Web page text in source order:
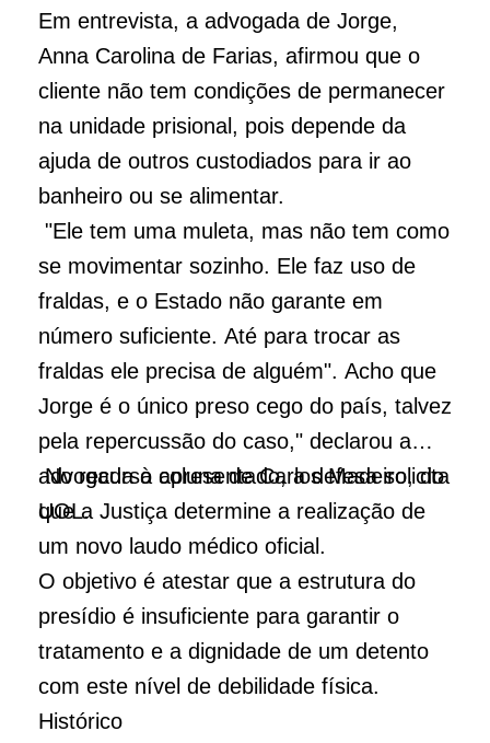
Em entrevista, a advogada de Jorge,
Anna Carolina de Farias, afirmou que o
cliente não tem condições de permanecer
na unidade prisional, pois depende da
ajuda de outros custodiados para ir ao
banheiro ou se alimentar.
"Ele tem uma muleta, mas não tem como
se movimentar sozinho. Ele faz uso de
fraldas, e o Estado não garante em
número suficiente. Até para trocar as
fraldas ele precisa de alguém". Acho que
Jorge é o único preso cego do país, talvez
pela repercussão do caso," declarou a
advogada à coluna de Carlos Madeiro, do
UOL.
No recurso apresentado, a defesa solicita
que a Justiça determine a realização de
um novo laudo médico oficial.
O objetivo é atestar que a estrutura do
presídio é insuficiente para garantir o
tratamento e a dignidade de um detento
com este nível de debilidade física.
Histórico